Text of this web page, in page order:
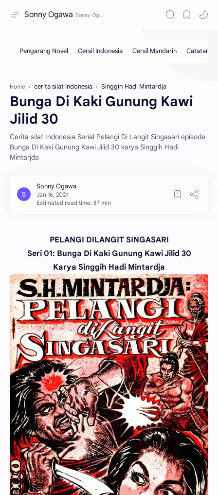
Sonny Ogawa
Home cerita silat Indonesia Singgih Hadi Mintardja
Bunga Di Kaki Gunung Kawi
Jilid 30
Cerita silat Indonesia Serial Pelangi Di Langit Singasari episode
Bunga Di Kaki Gunung Kawi Jilid 30 karya Singgih Hadi
Mintarjda
Estimated read time: 87 min
PELANGI DILANGIT SINGASARI
Seri 01: Bunga Di Kaki Gunung Kawi Jilid 30
Karya Singgih Hadi Mintardja